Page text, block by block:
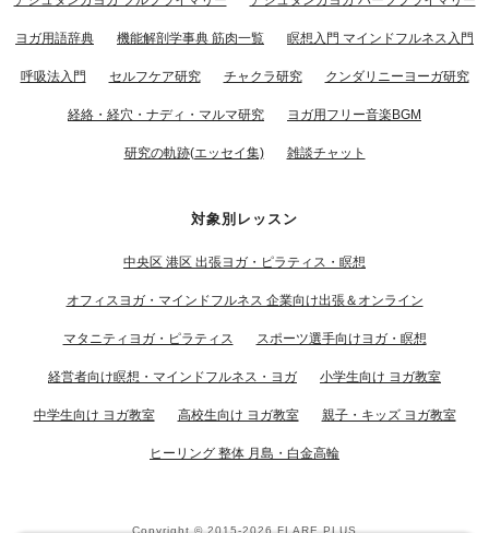
ヨガ用語辞典 機能解剖学事典 筋肉一覧 瞑想入門 マインドフルネス入門
呼吸法入門 セルフケア研究 チャクラ研究 クンダリニーヨーガ研究
経絡・経穴・ナディ・マルマ研究 ヨガ用フリー音楽BGM
研究の軌跡(エッセイ集) 雑談チャット
対象別レッスン
中央区 港区 出張ヨガ・ピラティス・瞑想
オフィスヨガ・マインドフルネス 企業向け出張＆オンライン
マタニティヨガ・ピラティス スポーツ選手向けヨガ・瞑想
経営者向け瞑想・マインドフルネス・ヨガ 小学生向け ヨガ教室
中学生向け ヨガ教室 高校生向け ヨガ教室 親子・キッズ ヨガ教室
ヒーリング 整体 月島・白金高輪
Copyright © 2015-2026FLARE PLUS